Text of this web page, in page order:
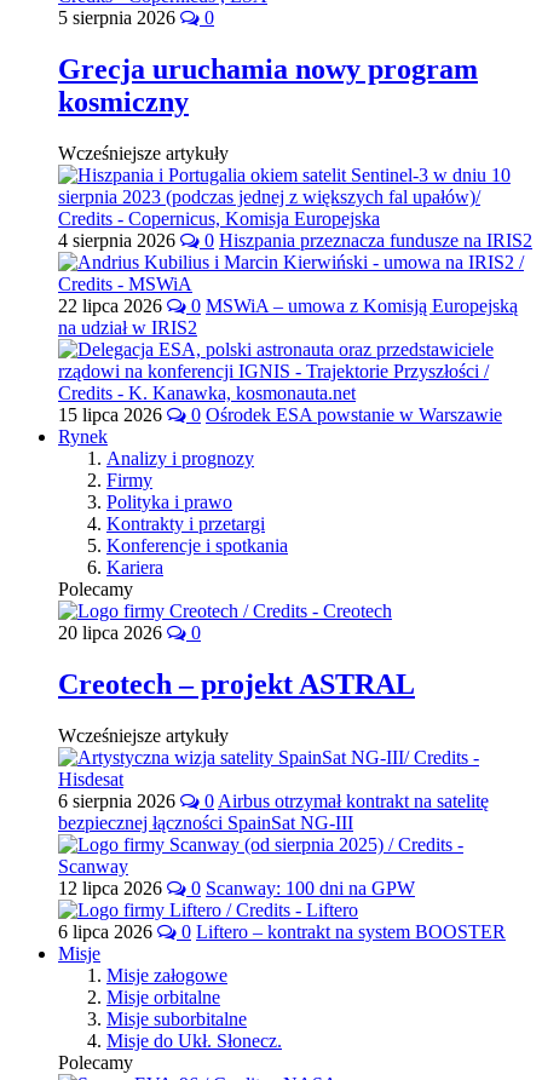
5 sierpnia 2026 0
Grecja uruchamia nowy program
kosmiczny
Wcześniejsze artykuły
4 sierpnia 2026 0 Hiszpania przeznacza fundusze na IRIS2
22 lipca 2026 0 MSWiA – umowa z Komisją Europejską
na udział w IRIS2
15 lipca 2026 0 Ośrodek ESA powstanie w Warszawie
Rynek
Analizy i prognozy
Firmy
Polityka i prawo
Kontrakty i przetargi
Konferencje i spotkania
Kariera
Polecamy
20 lipca 2026 0
Creotech – projekt ASTRAL
Wcześniejsze artykuły
6 sierpnia 2026 0 Airbus otrzymał kontrakt na satelitę
bezpiecznej łączności SpainSat NG-III
12 lipca 2026 0 Scanway: 100 dni na GPW
6 lipca 2026 0 Liftero – kontrakt na system BOOSTER
Misje
Misje załogowe
Misje orbitalne
Misje suborbitalne
Misje do Ukł. Słonecz.
Polecamy